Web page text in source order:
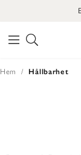
Hem Hållbarhet